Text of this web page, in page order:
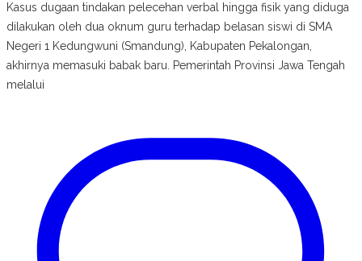
Kasus dugaan tindakan pelecehan verbal hingga fisik yang diduga
dilakukan oleh dua oknum guru terhadap belasan siswi di SMA
Negeri 1 Kedungwuni (Smandung), Kabupaten Pekalongan,
akhirnya memasuki babak baru. Pemerintah Provinsi Jawa Tengah
melalui